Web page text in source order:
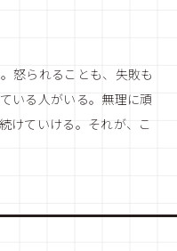
怒られることも、失敗も
いる人がいる。無理に頑
けていける。それが、こ